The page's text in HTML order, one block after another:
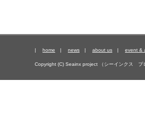
| home | news | about us | event &
Copyright (C) Seainx project （シーインクス プ